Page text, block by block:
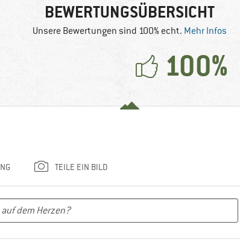
BEWERTUNGSÜBERSICHT
Unsere Bewertungen sind 100% echt. Mehr Infos
100%
TEILE EIN BILD